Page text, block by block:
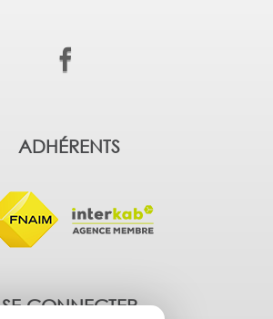
ADHÉRENTS
SE CONNECTER